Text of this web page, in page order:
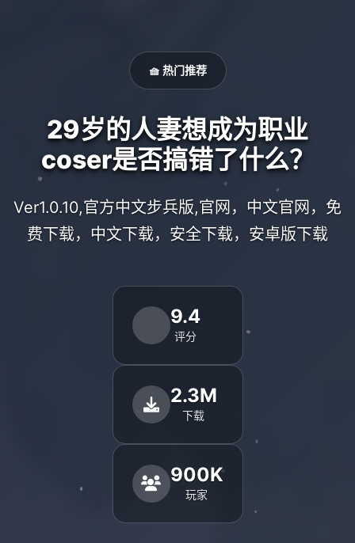
🧺 热门推荐
29岁的人妻想成为职业
coser是否搞错了什么？
Ver1.0.10,官方中文步兵版,官网，中文官网，免
费下载，中文下载，安全下载，安卓版下载
9.4
评分
2.3M
下载
900K
玩家